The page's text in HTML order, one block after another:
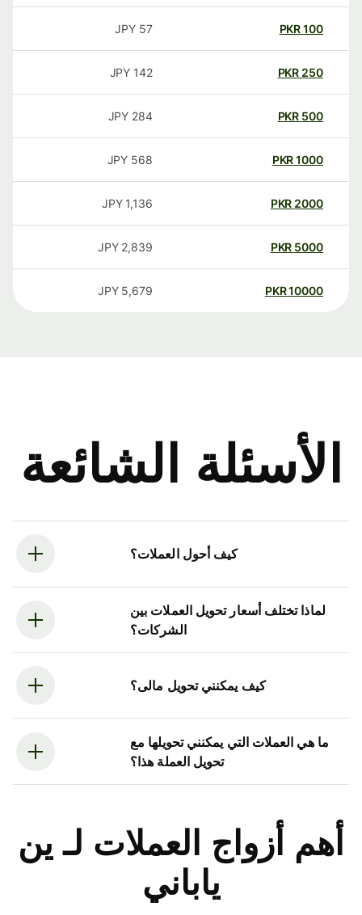
100
PKR
57
JPY
250
PKR
142
JPY
500
PKR
284
JPY
1000
PKR
568
JPY
2000
PKR
1,136
JPY
5000
PKR
2,839
JPY
10000
PKR
5,679
JPY
الأسئلة الشائعة
كيف أحول العملات؟
لماذا تختلف أسعار تحويل العملات بين
الشركات؟
كيف يمكنني تحويل مالى؟
ما هي العملات التي يمكنني تحويلها مع
تحويل العملة هذا؟
أهم أزواج العملات لـ ين
ياباني